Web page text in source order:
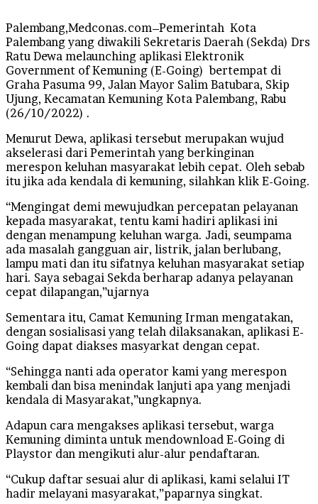
Palembang,Medconas.com–Pemerintah Kota
Palembang yang diwakili Sekretaris Daerah (Sekda) Drs
Ratu Dewa melaunching aplikasi Elektronik
Government of Kemuning (E-Going) bertempat di
Graha Pasuma 99, Jalan Mayor Salim Batubara, Skip
Ujung, Kecamatan Kemuning Kota Palembang, Rabu
(26/10/2022) .
Menurut Dewa, aplikasi tersebut merupakan wujud
akselerasi dari Pemerintah yang berkinginan
merespon keluhan masyarakat lebih cepat. Oleh sebab
itu jika ada kendala di kemuning, silahkan klik E-Going.
“Mengingat demi mewujudkan percepatan pelayanan
kepada masyarakat, tentu kami hadiri aplikasi ini
dengan menampung keluhan warga. Jadi, seumpama
ada masalah gangguan air, listrik, jalan berlubang,
lampu mati dan itu sifatnya keluhan masyarakat setiap
hari. Saya sebagai Sekda berharap adanya pelayanan
cepat dilapangan,”ujarnya
Sementara itu, Camat Kemuning Irman mengatakan,
dengan sosialisasi yang telah dilaksanakan, aplikasi E-
Going dapat diakses masyarkat dengan cepat.
“Sehingga nanti ada operator kami yang merespon
kembali dan bisa menindak lanjuti apa yang menjadi
kendala di Masyarakat,”ungkapnya.
Adapun cara mengakses aplikasi tersebut, warga
Kemuning diminta untuk mendownload E-Going di
Playstor dan mengikuti alur-alur pendaftaran.
“Cukup daftar sesuai alur di aplikasi, kami selalui IT
hadir melayani masyarakat,”paparnya singkat.